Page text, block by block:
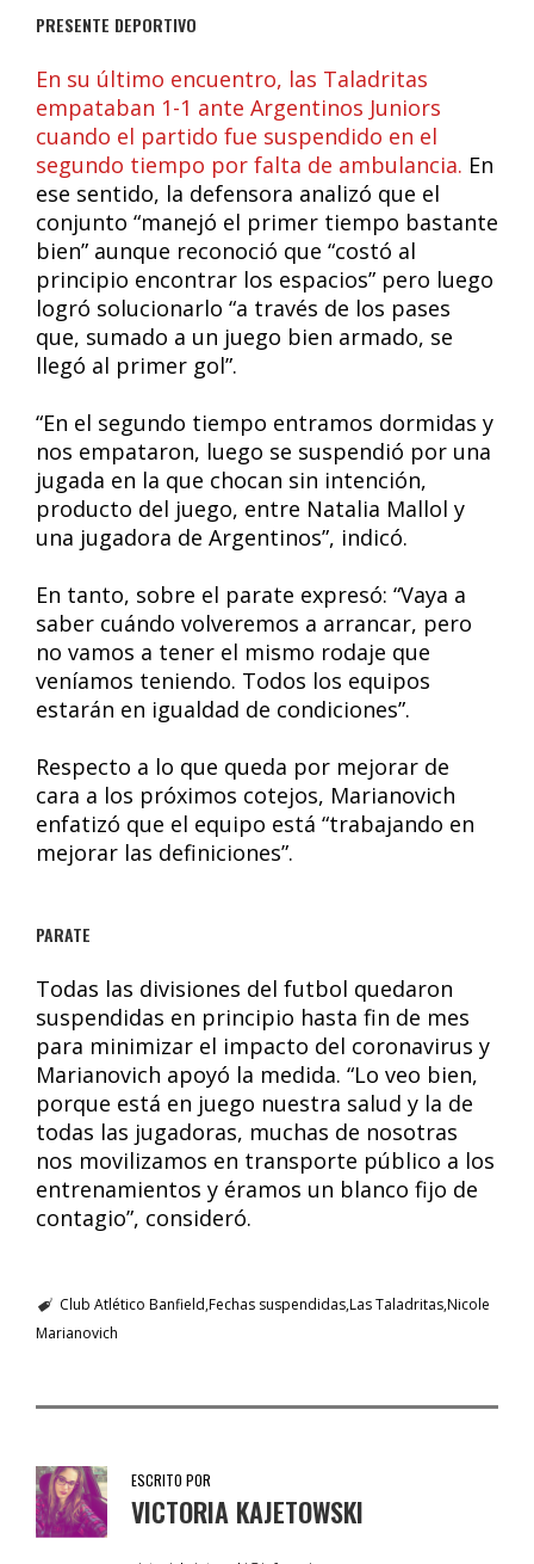
PRESENTE DEPORTIVO
En su último encuentro, las Taladritas
empataban 1-1 ante Argentinos Juniors
cuando el partido fue suspendido en el
segundo tiempo por falta de ambulancia. En
ese sentido, la defensora analizó que el
conjunto “manejó el primer tiempo bastante
bien” aunque reconoció que “costó al
principio encontrar los espacios” pero luego
logró solucionarlo “a través de los pases
que, sumado a un juego bien armado, se
llegó al primer gol”.
“En el segundo tiempo entramos dormidas y
nos empataron, luego se suspendió por una
jugada en la que chocan sin intención,
producto del juego, entre Natalia Mallol y
una jugadora de Argentinos”, indicó.
En tanto, sobre el parate expresó: “Vaya a
saber cuándo volveremos a arrancar, pero
no vamos a tener el mismo rodaje que
veníamos teniendo. Todos los equipos
estarán en igualdad de condiciones”.
Respecto a lo que queda por mejorar de
cara a los próximos cotejos, Marianovich
enfatizó que el equipo está “trabajando en
mejorar las definiciones”.
PARATE
Todas las divisiones del futbol quedaron
suspendidas en principio hasta fin de mes
para minimizar el impacto del coronavirus y
Marianovich apoyó la medida. “Lo veo bien,
porque está en juego nuestra salud y la de
todas las jugadoras, muchas de nosotras
nos movilizamos en transporte público a los
entrenamientos y éramos un blanco fijo de
contagio”, consideró.
Club Atlético Banfield Fechas suspendidasLas TaladritasNicole
Marianovich
ESCRITO POR
VICTORIA KAJETOWSKI